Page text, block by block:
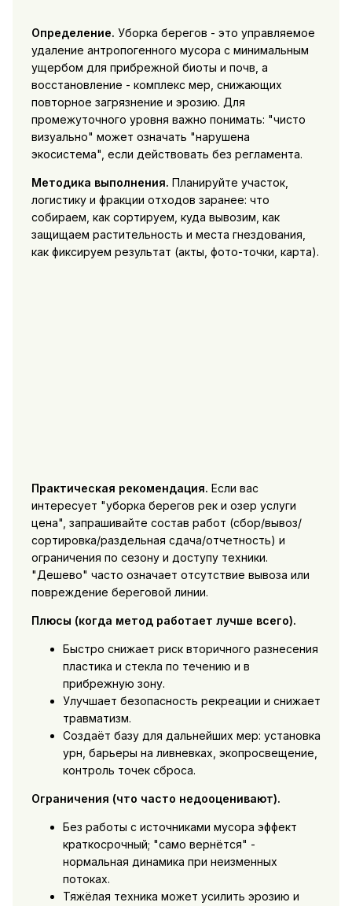
Определение. Уборка берегов - это управляемое
удаление антропогенного мусора с минимальным
ущербом для прибрежной биоты и почв, а
восстановление - комплекс мер, снижающих
повторное загрязнение и эрозию. Для
промежуточного уровня важно понимать: "чисто
визуально" может означать "нарушена
экосистема", если действовать без регламента.
Методика выполнения. Планируйте участок,
логистику и фракции отходов заранее: что
собираем, как сортируем, куда вывозим, как
защищаем растительность и места гнездования,
как фиксируем результат (акты, фото-точки, карта).
Практическая рекомендация. Если вас
интересует "уборка берегов рек и озер услуги
цена", запрашивайте состав работ (сбор/вывоз/
сортировка/раздельная сдача/отчетность) и
ограничения по сезону и доступу техники.
"Дешево" часто означает отсутствие вывоза или
повреждение береговой линии.
Плюсы (когда метод работает лучше всего).
Быстро снижает риск вторичного разнесения
пластика и стекла по течению и в
прибрежную зону.
Улучшает безопасность рекреации и снижает
травматизм.
Создаёт базу для дальнейших мер: установка
урн, барьеры на ливневках, экопросвещение,
контроль точек сброса.
Ограничения (что часто недооценивают).
Без работы с источниками мусора эффект
краткосрочный; "само вернётся" -
нормальная динамика при неизменных
потоках.
Тяжёлая техника может усилить эрозию и